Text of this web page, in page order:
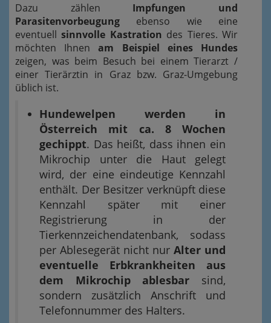
Dazu zählen Impfungen und
Parasitenvorbeugung ebenso wie eine
eventuellsinnvolle Kastration des Tieres. Wir
möchten Ihnenam Beispiel eines Hundes
zeigen, was beim Besuch bei einem Tierarzt /
einer Tierärztin in Graz bzw. Graz-Umgebung
üblich ist.
Hundewelpen werden in
Österreich mit ca. 8 Wochen
gechippt. Das heißt, dass ihnen ein
Mikrochip unter die Haut gelegt
wird, der eine eindeutige Kennzahl
enthält. Der Besitzer verknüpft diese
Kennzahl später mit einer
Registrierung in der
Tierkennzeichendatenbank, sodass
per Ablesegerät nicht nur Alter und
eventuelle Erbkrankheiten aus
dem Mikrochip ablesbar sind,
sondern zusätzlich Anschrift und
Telefonnummer des Halters.